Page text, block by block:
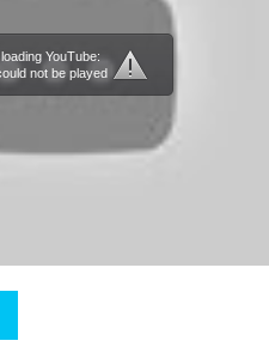
YouTube:
not be played